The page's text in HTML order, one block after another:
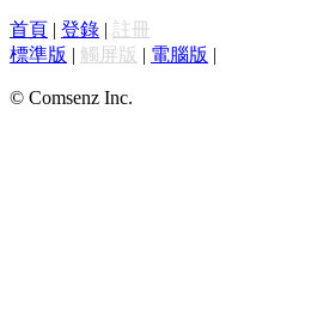
首頁 | 登錄 | 註冊
標準版 | 觸屏版 | 電腦版 |
© Comsenz Inc.